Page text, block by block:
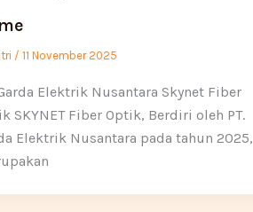
/ 11 November 2025
Elektrik Nusantara Skynet Fiber
SKYNET Fiber Optik, Berdiri oleh PT.
Elektrik Nusantara pada tahun 2025,